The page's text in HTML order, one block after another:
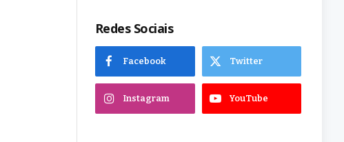
Redes Sociais
Facebook Twitter
Instagram YouTube